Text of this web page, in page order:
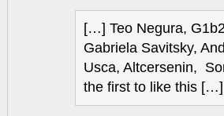
[…] Teo Negura,
Gabriela Savitsky,
Usca, Altcersenin,
the first to like this […]